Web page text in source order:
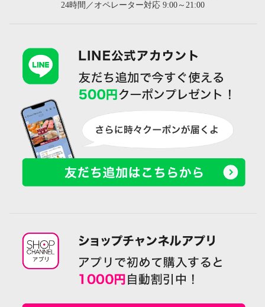
24時間／オペレーター対応 9:00～21:00